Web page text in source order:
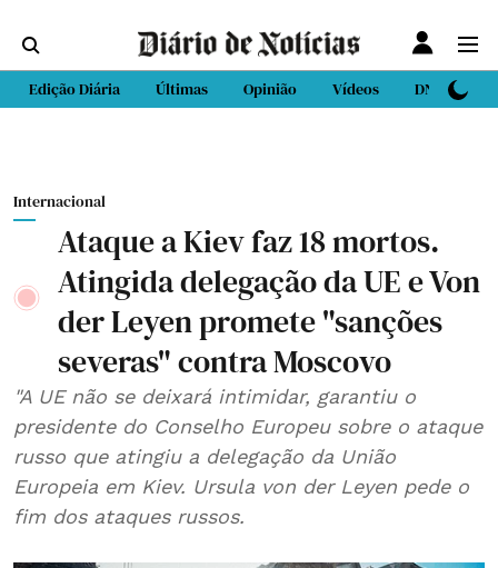
Edição Diária Últimas Opinião Vídeos DN Sport
Internacional
Ataque a Kiev faz 18 mortos.
Atingida delegação da UE e Von
der Leyen promete "sanções
severas" contra Moscovo
"A UE não se deixará intimidar, garantiu o
presidente do Conselho Europeu sobre o ataque
russo que atingiu a delegação da União
Europeia em Kiev. Ursula von der Leyen pede o
fim dos ataques russos.